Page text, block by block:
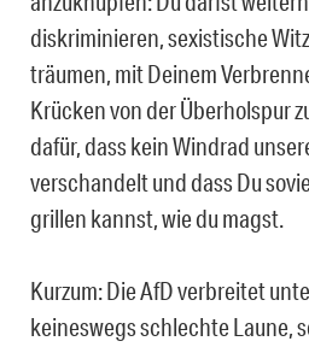
diskriminieren, sexistische
träumen, mit Deinem
Krücken von der Überholspur
dafür, dass kein Windrad
verschandelt und dass Du
grillen kannst, wie du magst.
Kurzum: Die AfD verbreitet
keineswegs schlechte Laune,